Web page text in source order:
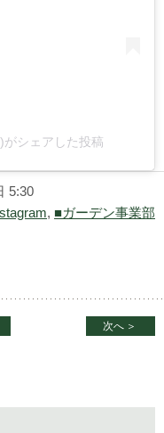
シェアした投稿
5:30
, ■ガーデン事業部
次へ ＞